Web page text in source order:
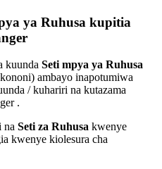
ya Ruhusa kupitia
kuunda Seti mpya ya Ruhusa
) ambayo inapotumiwa
/ kuhariri na kutazama
.
na Seti za Ruhusa kwenye
kwenye kiolesura cha